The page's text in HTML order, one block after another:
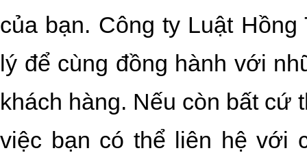
của bạn. Công ty Luật
lý để cùng đồng hành với
khách hàng. Nếu còn bất cứ
việc bạn có thể liên hệ với